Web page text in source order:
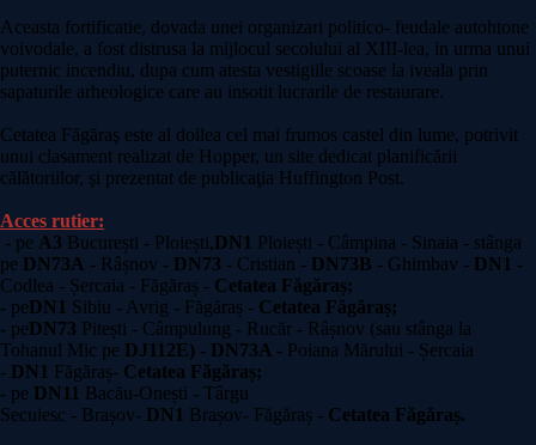
Aceasta fortificatie, dovada unei organizari politico- feudale autohtone
voivodale, a fost distrusa la mijlocul secolului al XIII-lea, in urma unui
puternic incendiu, dupa cum atesta vestigiile scoase la iveala prin
sapaturile arheologice care au insotit lucrarile de restaurare.
Cetatea Făgăraş este al doilea cel mai frumos castel din lume, potrivit
unui clasament realizat de Hopper, un site dedicat planificării
călătoriilor, şi prezentat de publicaţia Huffington Post.
Acces rutier:
- pe A3 București - Ploiești,DN1 Ploiești - Câmpina - Sinaia - stânga
pe DN73A - Râșnov - DN73 - Cristian - DN73B - Ghimbav - DN1 -
Codlea - Șercaia - Făgăraș - Cetatea Făgăraș;
- peDN1 Sibiu - Avrig - Făgăraș - Cetatea Făgăraș;
- peDN73 Pitești - Câmpulung - Rucăr - Râșnov (sau stânga la
Tohanul Mic pe DJ112E) - DN73A - Poiana Mărului - Șercaia
- DN1 Făgăraș- Cetatea Făgăraș;
- pe DN11 Bacău-Onești - Târgu
Secuiesc - Brașov- DN1 Brașov- Făgăraș - Cetatea Făgăraș.